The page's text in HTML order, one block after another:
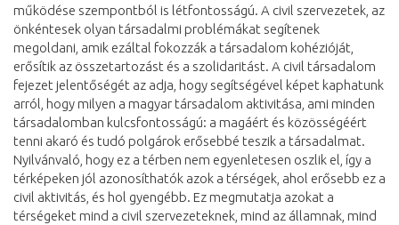
működése szempontból is létfontosságú. A civil szervezetek, az
önkéntesek olyan társadalmi problémákat segítenek
megoldani, amik ezáltal fokozzák a társadalom kohézióját,
erősítik az összetartozást és a szolidaritást. A civil társadalom
fejezet jelentőségét az adja, hogy segítségével képet kaphatunk
arról, hogy milyen a magyar társadalom aktivitása, ami minden
társadalomban kulcsfontosságú: a magáért és közösségéért
tenni akaró és tudó polgárok erősebbé teszik a társadalmat.
Nyilvánvaló, hogy ez a térben nem egyenletesen oszlik el, így a
térképeken jól azonosíthatók azok a térségek, ahol erősebb ez a
civil aktivitás, és hol gyengébb. Ez megmutatja azokat a
térségeket mind a civil szervezeteknek, mind az államnak, mind